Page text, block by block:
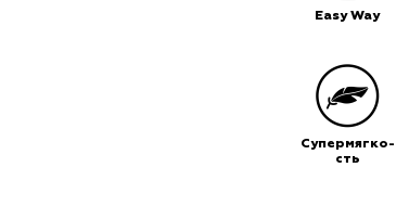
Easy Way
Супермягко-
сть